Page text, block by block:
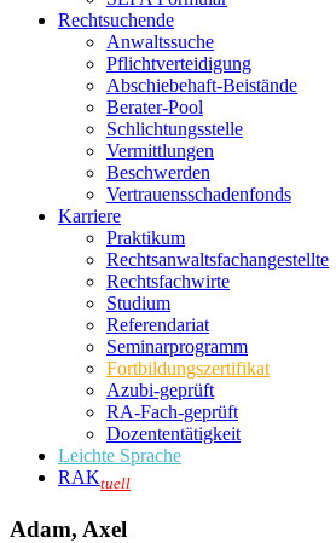
Rechtsuchende
Anwaltssuche
Pflichtverteidigung
Abschiebehaft-Beistände
Berater-Pool
Schlichtungsstelle
Vermittlungen
Beschwerden
Vertrauensschadenfonds
Karriere
Praktikum
Rechtsanwalts­fachangestellte
Rechtsfachwirte
Studium
Referendariat
Seminarprogramm
Fortbildungszertifikat
Azubi-geprüft
RA-Fach-geprüft
Dozententätigkeit
Leichte Sprache
RAKtuell
Adam, Axel